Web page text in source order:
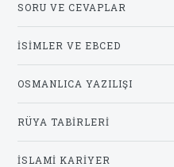
SORU VE CEVAPLAR
İSIMLER VE EBCED
OSMANLICA YAZILIŞI
RÜYA TABIRLERI
İSLAMI KARIYER